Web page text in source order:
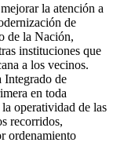
la atención a
de
de la Nación,
instituciones que
a los vecinos.
Integrado de
en toda
operatividad de las
recorridos,
ordenamiento